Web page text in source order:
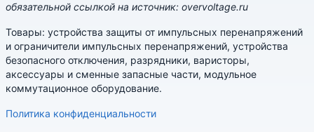
обязательной ссылкой на источник: overvoltage.ru
Товары: устройства защиты от импульсных перенапряжений
и ограничители импульсных перенапряжений, устройства
безопасного отключения, разрядники, варисторы,
аксессуары и сменные запасные части, модульное
коммутационное оборудование.
Политика конфиденциальности